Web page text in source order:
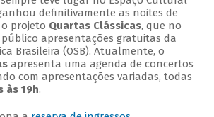
ganhou definitivamente as noites de
projeto Quartas Clássicas, que no
apresentações gratuitas da
Brasileira (OSB). Atualmente, o
apresenta uma agenda de concertos
com apresentações variadas, todas
às 19h.